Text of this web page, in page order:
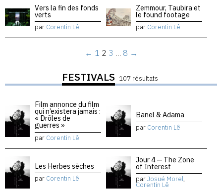
Vers la fin des fonds
verts
par Corentin Lê
Zemmour, Taubira et
le found footage
par Corentin Lê
← 1 2 3 … 8 →
FESTIVALS 107 résultats
Film annonce du film
qui n’existera jamais :
« Drôles de
guerres »
par Corentin Lê
Banel & Adama
par Corentin Lê
Les Herbes sèches
par Corentin Lê
Jour 4 — The Zone
of Interest
parJosué Morel,
Corentin Lê